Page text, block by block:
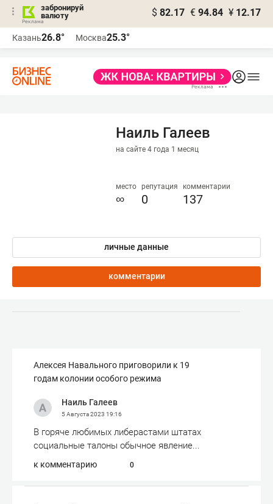
забронируй
валюту
$ 82.17 € 94.84 ¥ 12.17
Казань26.8° Москва25.3°
Наиль Галеев
на сайте 4 года 1 месяц
место
∞
репутация
0
комментарии
137
личные данные
комментарии
Алексея Навального приговорили к 19
годам колонии особого режима
Наиль Галеев
5 Августа 2023 19:16
В горяче любимых либерастами штатах
социальные талоны обычное явление...
к комментарию 0